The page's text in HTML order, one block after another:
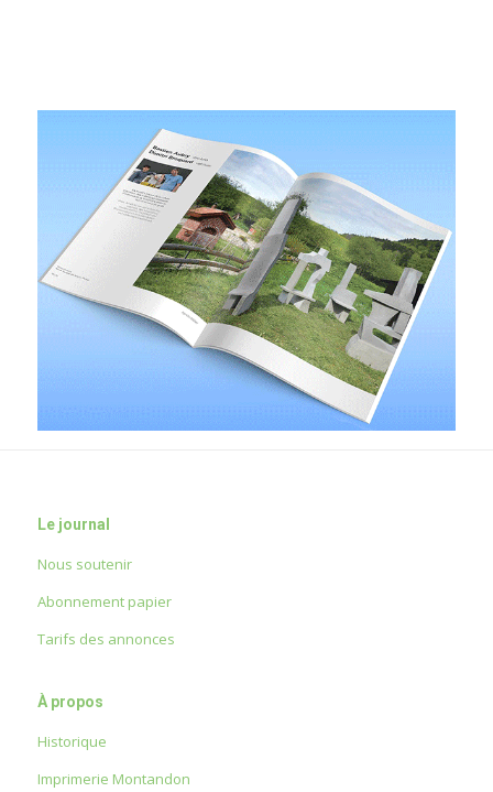
Le journal
Nous soutenir
Abonnement papier
Tarifs des annonces
À propos
Historique
Imprimerie Montandon